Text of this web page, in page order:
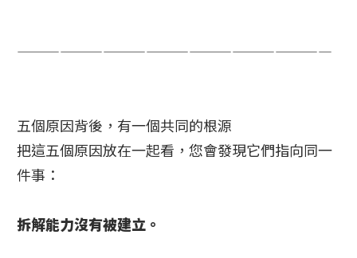
——————————————————————
五個原因背後，有一個共同的根源
把這五個原因放在一起看，您會發現它們指向同一
件事：
拆解能力沒有被建立。